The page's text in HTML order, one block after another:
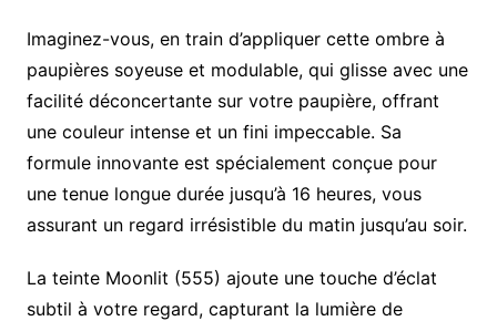
Imaginez-vous, en train d’appliquer cette ombre à
paupières soyeuse et modulable, qui glisse avec une
facilité déconcertante sur votre paupière, offrant
une couleur intense et un fini impeccable. Sa
formule innovante est spécialement conçue pour
une tenue longue durée jusqu’à 16 heures, vous
assurant un regard irrésistible du matin jusqu’au soir.
La teinte Moonlit (555) ajoute une touche d’éclat
subtil à votre regard, capturant la lumière de